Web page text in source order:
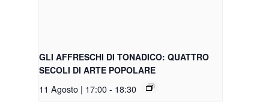
GLI AFFRESCHI DI TONADICO: QUATTRO
SECOLI DI ARTE POPOLARE
11 Agosto | 17:00- 18:30